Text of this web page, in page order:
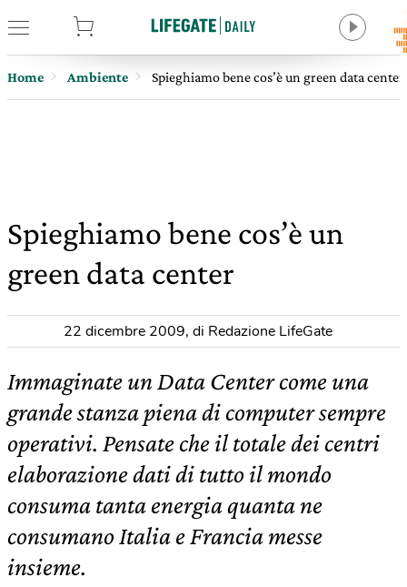
Home Ambiente Spieghiamo bene cos’è un green data center
Spieghiamo bene cos’è un
green data center
22 dicembre 2009, di Redazione LifeGate
Immaginate un Data Center come una
grande stanza piena di computer sempre
operativi. Pensate che il totale dei centri
elaborazione dati di tutto il mondo
consuma tanta energia quanta ne
consumano Italia e Francia messe
insieme.